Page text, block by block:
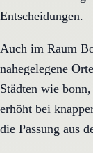
Entscheidungen.
Auch im Raum
nahegelegene
Städten wie
erhöht bei
die Passung aus